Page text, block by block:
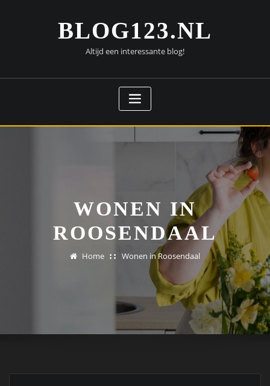
BLOG123.NL
Altijd een interessante blog!
WONEN IN
ROOSENDAAL
Home Wonen in Roosendaal